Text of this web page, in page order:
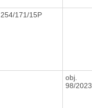
254/171/15P
obj.
98/2023